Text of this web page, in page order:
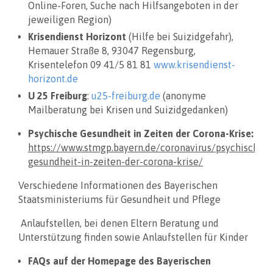
Online-Foren, Suche nach Hilfsangeboten in der
jeweiligen Region)
Krisendienst Horizont (Hilfe bei Suizidgefahr),
Hemauer Straße 8, 93047 Regensburg,
Krisentelefon 09 41/5 81 81 www.krisendienst-
horizont.de
U 25 Freiburg: u25-freiburg.de (anonyme
Mailberatung bei Krisen und Suizidgedanken)
Psychische Gesundheit in Zeiten der Corona-Krise:
https://www.stmgp.bayern.de/coronavirus/psychische-
gesundheit-in-zeiten-der-corona-krise/
Verschiedene Informationen des Bayerischen
Staatsministeriums für Gesundheit und Pflege
Anlaufstellen, bei denen Eltern Beratung und
Unterstützung finden sowie Anlaufstellen für Kinder
FAQs auf der Homepage des Bayerischen